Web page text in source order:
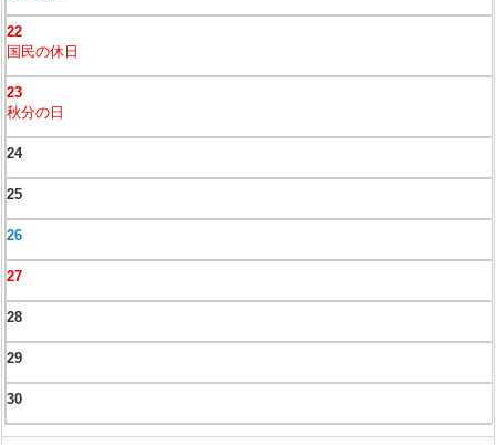
22
国民の休日
23
秋分の日
24
25
26
27
28
29
30